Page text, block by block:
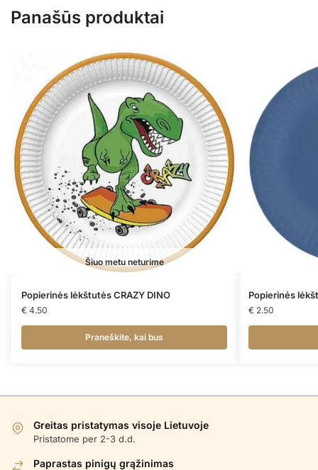
Panašūs produktai
Šiuo metu neturime
Popierinės lėkštutės CRAZY DINO
€ 4.50
Praneškite, kai bus
Popierinės
€ 2.50
Greitas pristatymas visoje Lietuvoje
Pristatome per 2-3 d.d.
Paprastas pinigų grąžinimas